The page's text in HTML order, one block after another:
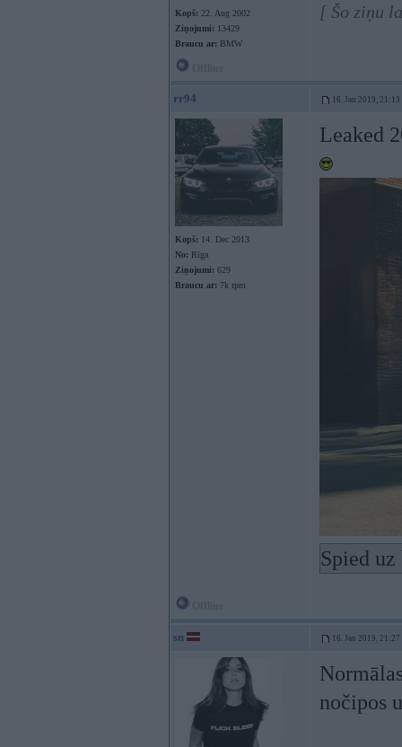
Kopš: 22. Aug 2002
Ziņojumi: 13429
Braucu ar: BMW
[ Šo ziņu
rr94 16. Jan 2019, 21:13
Kopš: 14. Dec 2013
No: Rīga
Ziņojumi: 629
Braucu ar: 7k rpm
Leaked
Spied
sn 16. Jan 2019, 21:27
nočipos